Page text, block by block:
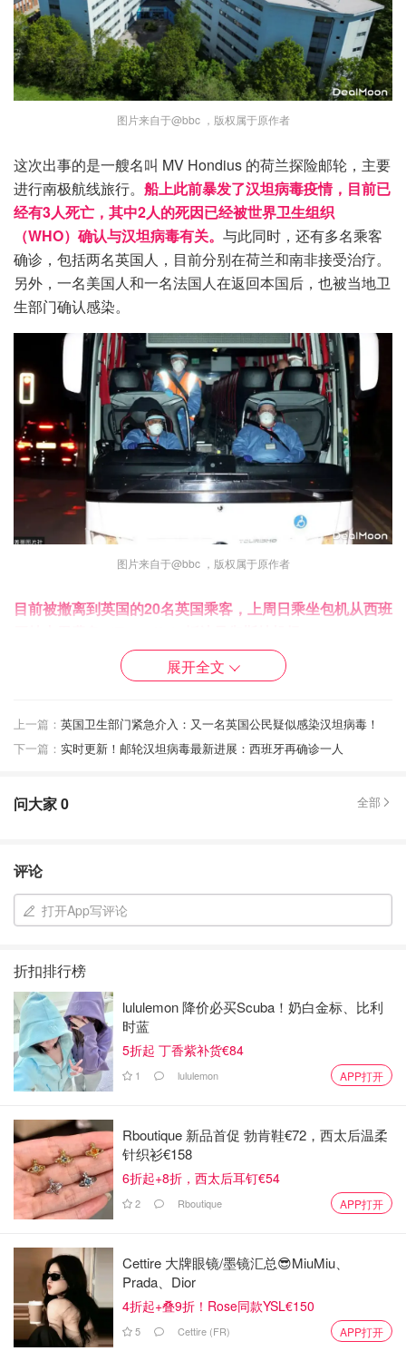
图片来自于@bbc ，版权属于原作者
这次出事的是一艘名叫 MV Hondius 的荷兰探险邮轮，主要
进行南极航线旅行。 船上此前暴发了汉坦病毒疫情，目前已
经有3人死亡，其中2人的死因已经被世界卫生组织
（WHO）确认与汉坦病毒有关。 与此同时，还有多名乘客
确诊，包括两名英国人，目前分别在荷兰和南非接受治疗。
另外，一名美国人和一名法国人在返回本国后，也被当地卫
生部门确认感染。
图片来自于@bbc ，版权属于原作者
目前被撤离到英国的20名英国乘客，上周日乘坐包机从西班
（Manchester Airport），随后被专门车辆送往 Arrowe
英国卫生安全局（UKHSA）表示，他们将
42天，总隔离时间长达45天。
受BBC采访时也表示，目前所有人都属于预防性管理措施，
很多人最关心的问题其实是：汉坦病毒到底会不会像新冠一
样传播？
汉坦病毒本身其实并不是什么新病毒，它是一组主要通过啮
齿类动物传播的病毒，通常和老鼠排泄物、被污染空气有
关。多数汉坦病毒并不会在人与人之间传播，这也是为什么
过去它并没有像新冠那样引发全球性恐慌。
展开全文
上一篇： 英国卫生部门紧急介入：又一名英国公民疑似感染汉坦病毒！
下一篇： 实时更新！邮轮汉坦病毒最新进展：西班牙再确诊一人
问大家0 全部
评论
打开App写评论
折扣排行榜
lululemon 降价必买Scuba！奶白金标、比利
时蓝
5折起 丁香紫补货€84
1 lululemon APP打开
Rboutique 新品首促 勃肯鞋€72，西太后温柔
针织衫€158
6折起+8折，西太后耳钉€54
2 Rboutique APP打开
Cettire 大牌眼镜/墨镜汇总😎MiuMiu、
Prada、Dior
4折起+叠9折！Rose同款YSL€150
5 Cettire (FR) APP打开